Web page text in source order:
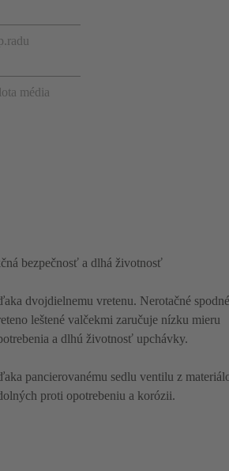
média
bezpečnosť a dlhá životnosť
dvojdielnemu vretenu. Nerotačné spodné
leštené valčekmi zaručuje nízku mieru
a dlhú životnosť upchávky.
pancierovanému sedlu ventilu z
proti opotrebeniu a korózii.